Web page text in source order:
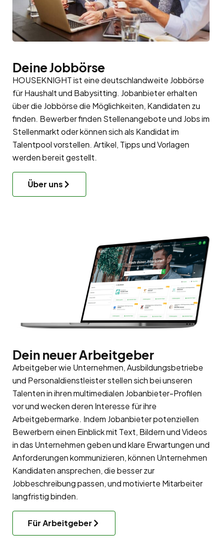
Deine Jobbörse
HOUSEKNIGHT ist eine deutschlandweite Jobbörse
für Haushalt und Babysitting. Jobanbieter erhalten
über die Jobbörse die Möglichkeiten, Kandidaten zu
finden. Bewerber finden Stellenangebote und Jobs im
Stellenmarkt oder können sich als Kandidat im
Talentpoolvorstellen. Artikel, Tipps und Vorlagen
werden bereit gestellt.
Über uns
Dein neuer Arbeitgeber
Arbeitgeber wie Unternehmen, Ausbildungsbetriebe
und Personaldienstleister stellen sich bei unseren
Talenten in ihren multimedialen Jobanbieter-Profilen
vor und wecken deren Interesse für ihre
Arbeitgebermarke. Indem Jobanbieter potenziellen
Bewerbern einen Einblick mit Text, Bildern und Videos
in das Unternehmen geben und klare Erwartungen und
Anforderungen kommunizieren, können Unternehmen
Kandidaten ansprechen, die besser zur
Jobbeschreibung passen, und motivierte Mitarbeiter
langfristig binden.
Für Arbeitgeber